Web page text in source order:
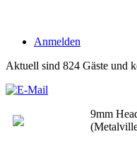
Anmelden
Aktuell sind 824 Gäste und
9mm